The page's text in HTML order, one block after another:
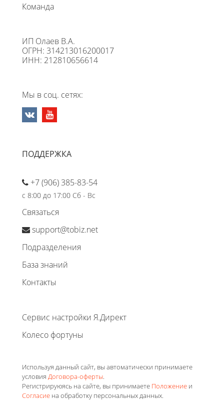
Команда
ИП Олаев В.А.
ОГРН: 314213016200017
ИНН: 212810656614
Мы в соц. сетях:
ПОДДЕРЖКА
+7 (906) 385-83-54
с 8:00 до 17:00 Сб - Вс
Связаться
support@tobiz.net
Подразделения
База знаний
Контакты
Сервис настройки Я.Директ
Колесо фортуны
Используя данный сайт, вы автоматически принимаете
условия Договора-оферты.
Регистрируюясь на сайте, вы принимаете Положение и
Согласие на обработку персональных данных.